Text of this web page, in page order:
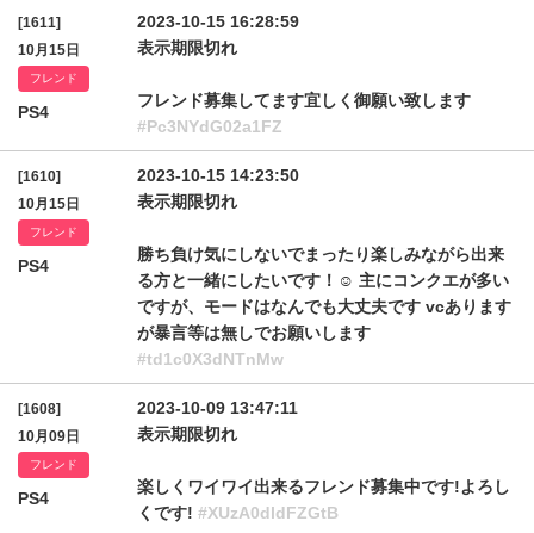
[1611]
10月15日
フレンド
PS4
2023-10-15 16:28:59
表示期限切れ
フレンド募集してます宜しく御願い致します
#Pc3NYdG02a1FZ
[1610]
10月15日
フレンド
PS4
2023-10-15 14:23:50
表示期限切れ
勝ち負け気にしないでまったり楽しみながら出来
る方と一緒にしたいです！☺️ 主にコンクエが多い
ですが、モードはなんでも大丈夫です vcあります
が暴言等は無しでお願いします
#td1c0X3dNTnMw
[1608]
10月09日
フレンド
PS4
2023-10-09 13:47:11
表示期限切れ
楽しくワイワイ出来るフレンド募集中です!よろし
くです! #XUzA0dldFZGtB